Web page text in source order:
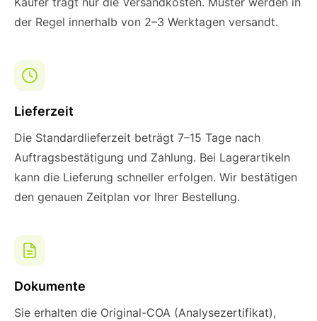
der Regel innerhalb von 2–3 Werktagen versandt.
Lieferzeit
Die Standardlieferzeit beträgt 7–15 Tage nach
Auftragsbestätigung und Zahlung. Bei Lagerartikeln
kann die Lieferung schneller erfolgen. Wir bestätigen
den genauen Zeitplan vor Ihrer Bestellung.
Dokumente
Sie erhalten die Original-COA (Analysezertifikat),